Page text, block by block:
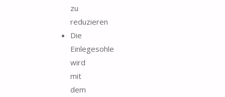
zu
reduzieren
Die
Einlegesohle
wird
mit
dem